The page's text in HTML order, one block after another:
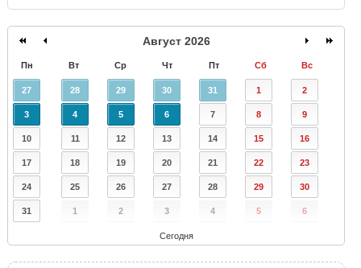
Август 2026
Пн Вт Ср Чт Пт Сб Вс
27 28 29 30 31 1 2
3 4 5 6 7 8 9
10 11 12 13 14 15 16
17 18 19 20 21 22 23
24 25 26 27 28 29 30
31 1 2 3 4 5 6
Сегодня